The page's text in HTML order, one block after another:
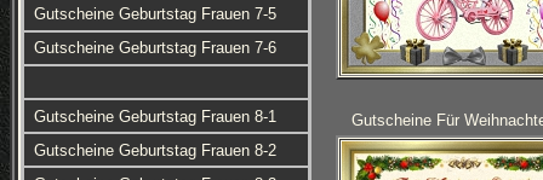
Gutscheine Geburtstag Frauen 7-5
Gutscheine Geburtstag Frauen 7-6
Gutscheine Geburtstag Frauen 8-1
Gutscheine Geburtstag Frauen 8-2
Gutscheine Für